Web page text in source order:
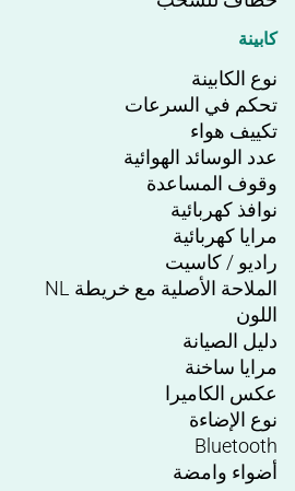
كابينة
نوع الكابينة
تحكم في السرعات
تكييف هواء
عدد الوسائد الهوائية
وقوف المساعدة
نوافذ كهربائية
مرايا كهربائية
راديو / كاسيت
الملاحة الأصلية مع خريطة NL
اللون
دليل الصيانة
مرايا ساخنة
عكس الكاميرا
نوع الإضاءة
Bluetooth
أضواء وامضة